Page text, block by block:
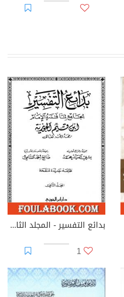
بدائع التفسير - المجلد الثاني
1